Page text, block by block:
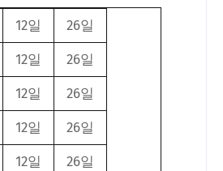
12일
26일
12일
26일
12일
26일
12일
26일
12일
26일